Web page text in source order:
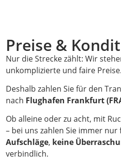
Preise &
Nur die Strecke zählt: Wir
unkomplizierte und faire Preise.
Deshalb zahlen Sie für den
nach Flughafen Frankfurt
Ob alleine oder zu acht, mit
– bei uns zahlen Sie immer nur
Aufschläge, keine
verbindlich.